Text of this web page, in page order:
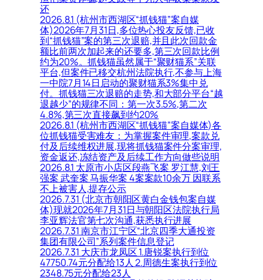
还
2026.8.1 (杭州市西湖区“抓钱猫”案自媒
体)2026年7月31日,多位热心投友反馈,已收
到“抓钱猫”案的第三次退赔,并且此次回款金
额比前两次加起来的还要多,第三次回款比例
约为20%。抓钱猫虽然属于“聚财猫系”关联
平台,但案件已移交杭州法院执行,不参与上海
一中院7月14日启动的聚财猫系3%集中兑
付。抓钱猫三次退赔的走势,和大部分平台“越
退越少”的规律不同：第一次3.5%,第二次
4.8%,第三次直接飙到约20%
2026.8.1 (杭州市西湖区“抓钱猫”案自媒体)各
位抓钱猫受害难友：为掌握案件审理,案款兑
付及后续维权进展,现将抓钱猫案件分案审理,
资金返还,冻结资产及后续工作方向做些说明
2026.8.1 太原市小店区段燕飞案 罗江慧,刘王
强案 武奎案 马振华案 4案案款10余万 因联系
不上被害人,提存公示
2026.7.31 (北京市朝阳区黄白金钱包案自媒
体)现就2026年7月31日与朝阳区法院执行局
李亚辉法官第七次沟通,获悉执行进展
2026.7.31 南京市江宁区“北京四季大通投资
集团有限公司”系列案件信息登记
2026.7.31 大庆市龙凤区 1.唐锐案执行到位
47750.74元分配给13人 2.周德生案执行到位
2348.75元分配给23人